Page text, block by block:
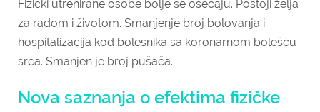
Fizički utrenirane osobe bolje se osećaju. Postoji želja
za radom i životom. Smanjenje broj bolovanja i
hospitalizacija kod bolesnika sa koronarnom bolešću
srca. Smanjen je broj pušača.
Nova saznanja o efektima fizičke